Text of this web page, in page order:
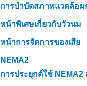
การบำบัดสภาพแวดล้อม
หน้าพิเศษเกี่ยวกับวัวนม
หน้าการจัดการของเสีย
NEMA2
การประยุกต์ใช้